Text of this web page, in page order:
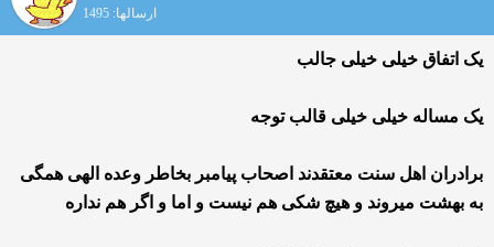
ارسالها: 1495
یک اتفاق خیلی خیلی جالب
یک مساله خیلی خیلی قالب توجه
برادران اهل سنت معتقدند اصحاب پیامبر بخاطر وعده الهی همگی
به بهشت میروند و هیچ شکی هم نیست و اما و اگر هم نداره